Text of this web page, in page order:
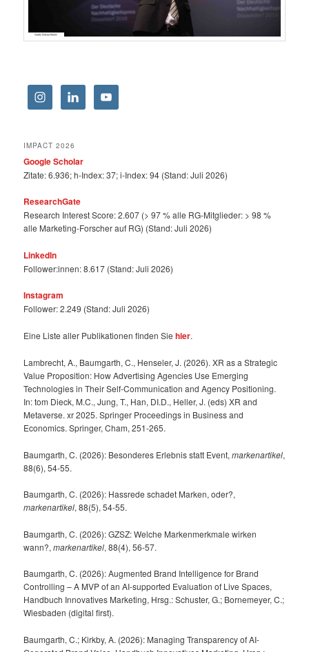
IMPACT 2026
Google Scholar
Zitate: 6.936; h-Index: 37; i-Index: 94 (Stand: Juli 2026)
ResearchGate
Research Interest Score: 2.607 (> 97 % alle RG-Mitglieder: > 98 %
alle Marketing-Forscher auf RG) (Stand: Juli 2026)
LinkedIn
Follower:innen: 8.617 (Stand: Juli 2026)
Instagram
Follower: 2.249 (Stand: Juli 2026)
Eine Liste aller Publikationen finden Siehier.
Lambrecht, A., Baumgarth, C., Henseler, J. (2026). XR as a Strategic
Value Proposition: How Advertising Agencies Use Emerging
Technologies in Their Self-Communication and Agency Positioning.
In: tom Dieck, M.C., Jung, T., Han, DI.D., Heller, J. (eds) XR and
Metaverse. xr 2025. Springer Proceedings in Business and
Economics. Springer, Cham, 251-265.
Baumgarth, C. (2026): Besonderes Erlebnis statt Event,markenartikel,
88(6), 54-55.
Baumgarth, C. (2026): Hassrede schadet Marken, oder?,
markenartikel, 88(5), 54-55.
Baumgarth, C. (2026): GZSZ: Welche Markenmerkmale wirken
wann?,markenartikel, 88(4), 56-57.
Baumgarth, C. (2026): Augmented Brand Intelligence for Brand
Controlling – A MVP of an AI-supported Evaluation of Live Spaces,
Handbuch Innovatives Marketing, Hrsg.: Schuster, G.; Bornemeyer, C.;
Wiesbaden (digital first).
Baumgarth, C.; Kirkby, A. (2026): Managing Transparency of AI-